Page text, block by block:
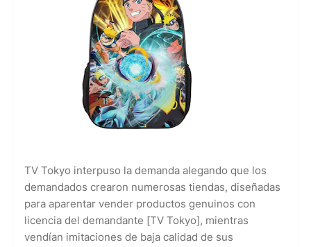
TV Tokyo interpuso la demanda alegando que los
demandados crearon numerosas tiendas, diseñadas
para aparentar vender productos genuinos con
licencia del demandante [TV Tokyo], mientras
vendían imitaciones de baja calidad de sus